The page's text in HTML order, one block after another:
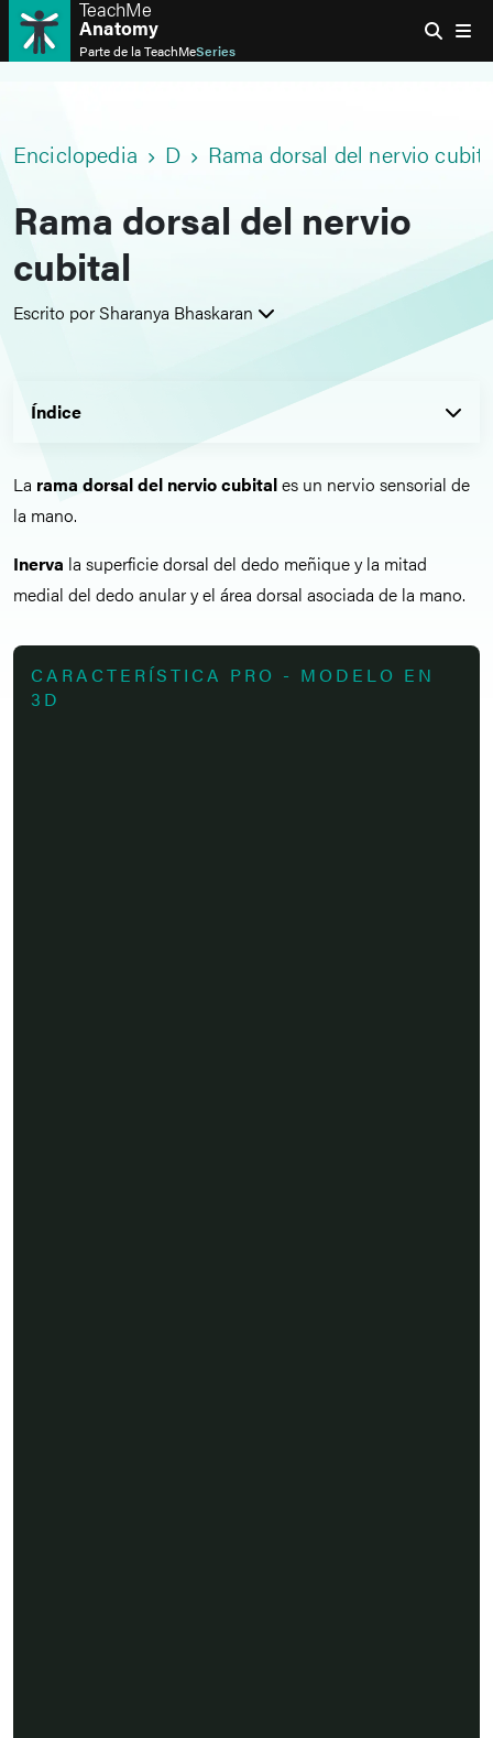
TeachMe
Anatomy
Parte de laTeachMeSeries
Enciclopedia D Rama dorsal del nervio
Rama dorsal del nervio
cubital
Escrito por Sharanya Bhaskaran
Índice
La rama dorsal del nervio cubitales un nervio sensorial de
la mano.
Inerva la superficie dorsal del dedo meñique y la mitad
medial del dedo anular y el área dorsal asociada de la mano.
CARACTERÍSTICA PRO - MODELO EN
3D